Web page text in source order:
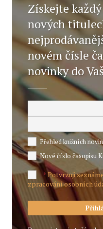
Získejte
nových
novém čísle
novinky do
Přehled knižních
Nové číslo časopisu
*Potvrzuji
zpracování osobních